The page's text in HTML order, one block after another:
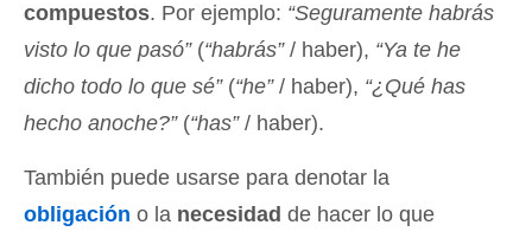
compuestos. Por ejemplo: “Seguramente habrás
visto lo que pasó”(“habrás”/ haber), “Ya te he
dicho todo lo que sé”(“he”/ haber), “¿Qué has
hecho anoche?”(“has”/ haber).
También puede usarse para denotar la
obligación o la necesidad de hacer lo que